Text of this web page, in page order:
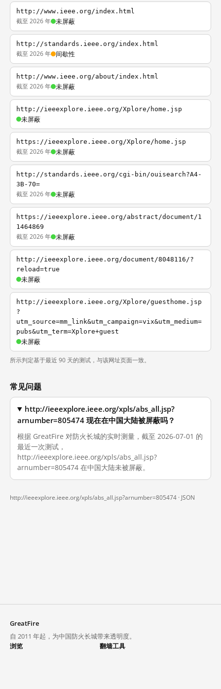
http://www.ieee.org/index.html
截至 2026 年 未屏蔽
http://standards.ieee.org/index.html
截至 2026 年 间歇性
http://www.ieee.org/about/index.html
截至 2026 年 未屏蔽
http://ieeexplore.ieee.org/Xplore/home.jsp
未屏蔽
https://ieeexplore.ieee.org/Xplore/home.jsp
截至 2026 年 未屏蔽
http://standards.ieee.org/cgi-bin/ouisearch?A4-
3B-70=
截至 2026 年 未屏蔽
https://ieeexplore.ieee.org/abstract/document/1
1464869
截至 2026 年 未屏蔽
http://ieeexplore.ieee.org/document/8048116/?
reload=true
未屏蔽
http://ieeexplore.ieee.org/Xplore/guesthome.jsp
?
utm_source=mm_link&utm_campaign=vix&utm_medium=
pubs&utm_term=Xplore+guest
未屏蔽
所示判定基于最近 90 天的测试，与该网址页面一致。
常见问题
http://ieeexplore.ieee.org/xpls/abs_all.jsp?
arnumber=805474 现在在中国大陆被屏蔽吗？
根据 GreatFire 对防火长城的实时测量，截至 2026-07-01 的
最近一次测试，
http://ieeexplore.ieee.org/xpls/abs_all.jsp?
arnumber=805474 在中国大陆未被屏蔽。
http://ieeexplore.ieee.org/xpls/abs_all.jsp?arnumber=805474 · JSON
GreatFire
自 2011 年起，为中国防火长城带来透明度。
浏览
翻墙工具